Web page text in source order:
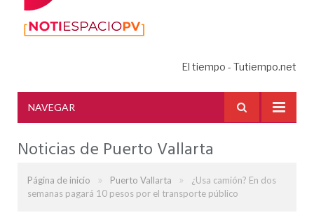
El tiempo - Tutiempo.net
NAVEGAR
Noticias de Puerto Vallarta
Página de inicio » Puerto Vallarta »
¿Usa camión? En dos
semanas pagará 10 pesos por el transporte público